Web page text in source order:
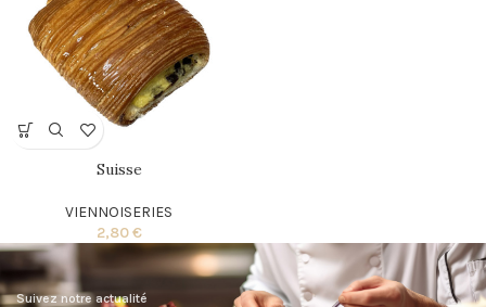
Suisse
VIENNOISERIES
2,80€
Suivez notre actualité